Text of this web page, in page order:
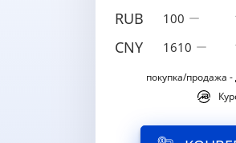
RUB 100
CNY 1610
покупка/продажа